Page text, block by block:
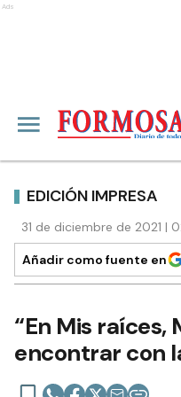
Ads
EDICIÓN IMPRESA
31 de diciembre de 2021 |
Añadir como fuente en
“En Mis raíces,
encontrar con